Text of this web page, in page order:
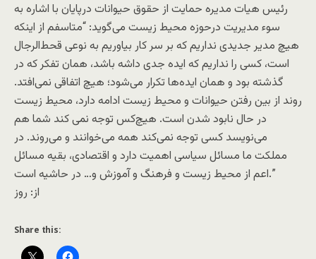
رئیس هیات مدیره حمایت از حقوق حیوانات درپایان با اشاره به
سوء مدیریت درحوزه محیط زیست می‌گوید: “متاسفم از اینکه
هیچ مدیر جدیدی نداریم که بر سر کار بیاوریم به نوعی قحط‌‌الرجال
است، کسی را نداریم که ایده جدی داشه باشد، همان تفکر که در
گذشته بود و همان ایده‌ها تکرار می‌شود؛ هیچ اتفاقی نمی‌افتد.
روند از بین رفتن حیوانات و محیط زیست ادامه دارد، محیط زیست
در حال نابود شدن است. هیچ‌کس توجه نمی کند شما هم
می‌نویسد کسی توجه نمی‌کند همه می‌خوانند و می‌روند. در
مملکت ما مسائل سیاسی اهمیت دارد و اقتصادی، بقیه مسائل
اعم از محیط زیست و فرهنگ و آموزش و… در حاشیه است.”
از: روز
Share this: